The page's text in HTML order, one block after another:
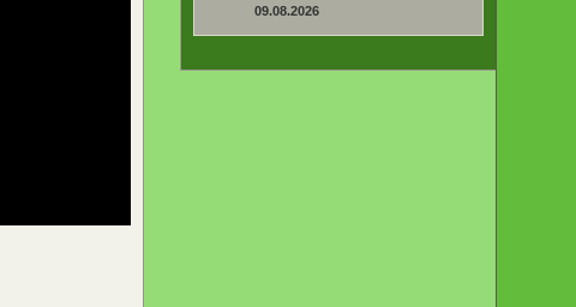
09.08.2026